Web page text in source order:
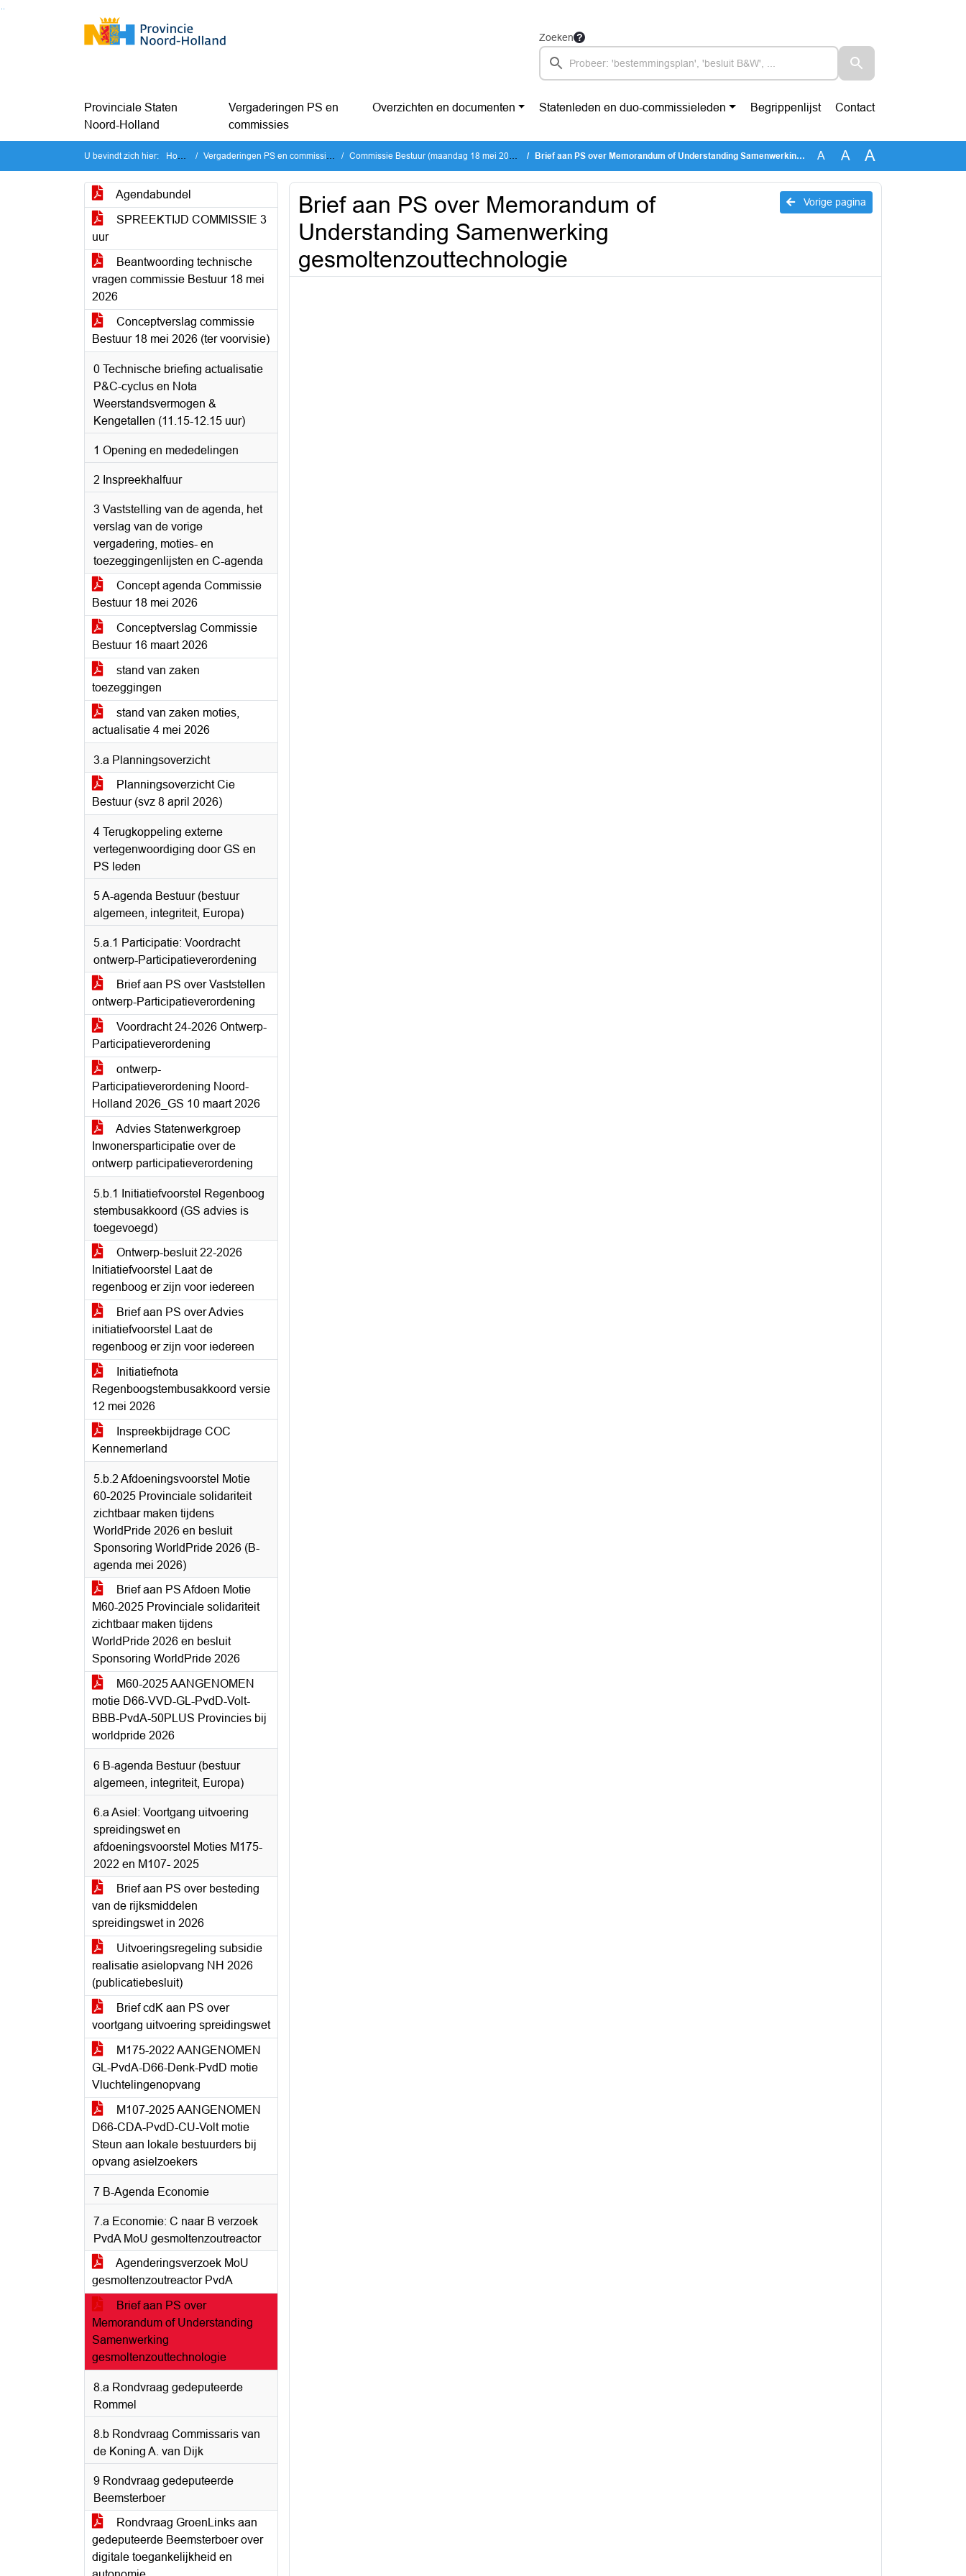
Ga naar de inhoud van deze pagina
Ga naar het zoeken
Zoeken
Provinciale Staten
Noord-Holland
Vergaderingen PS en
commissies
Overzichten en documenten Statenleden en duo-commissieleden Begrippenlijst Contact
U bevindt zich hier: Home Vergaderingen PS en commissies Commissie Bestuur (maandag 18 mei 2026) Brief aan PS over Memorandum of Understanding Samenwerking gesmoltenzouttechnologie A A A
Agendabundel
SPREEKTIJD COMMISSIE 3
uur
Beantwoording technische
vragen commissie Bestuur 18 mei
2026
Conceptverslag commissie
Bestuur 18 mei 2026 (ter voorvisie)
0 Technische briefing actualisatie
P&C-cyclus en Nota
Weerstandsvermogen &
Kengetallen (11.15-12.15 uur)
1 Opening en mededelingen
2 Inspreekhalfuur
3 Vaststelling van de agenda, het
verslag van de vorige
vergadering, moties- en
toezeggingenlijsten en C-agenda
Concept agenda Commissie
Bestuur 18 mei 2026
Conceptverslag Commissie
Bestuur 16 maart 2026
stand van zaken
toezeggingen
stand van zaken moties,
actualisatie 4 mei 2026
3.a Planningsoverzicht
Planningsoverzicht Cie
Bestuur (svz 8 april 2026)
4 Terugkoppeling externe
vertegenwoordiging door GS en
PS leden
5 A-agenda Bestuur (bestuur
algemeen, integriteit, Europa)
5.a.1 Participatie: Voordracht
ontwerp-Participatieverordening
Brief aan PS over Vaststellen
ontwerp-Participatieverordening
Voordracht 24-2026 Ontwerp-
Participatieverordening
ontwerp-
Participatieverordening Noord-
Holland 2026_GS 10 maart 2026
Advies Statenwerkgroep
Inwonersparticipatie over de
ontwerp participatieverordening
5.b.1 Initiatiefvoorstel Regenboog
stembusakkoord (GS advies is
toegevoegd)
Ontwerp-besluit 22-2026
Initiatiefvoorstel Laat de
regenboog er zijn voor iedereen
Brief aan PS over Advies
initiatiefvoorstel Laat de
regenboog er zijn voor iedereen
Initiatiefnota
Regenboogstembusakkoord versie
12 mei 2026
Inspreekbijdrage COC
Kennemerland
5.b.2 Afdoeningsvoorstel Motie
60-2025 Provinciale solidariteit
zichtbaar maken tijdens
WorldPride 2026 en besluit
Sponsoring WorldPride 2026 (B-
agenda mei 2026)
Brief aan PS Afdoen Motie
M60-2025 Provinciale solidariteit
zichtbaar maken tijdens
WorldPride 2026 en besluit
Sponsoring WorldPride 2026
M60-2025 AANGENOMEN
motie D66-VVD-GL-PvdD-Volt-
BBB-PvdA-50PLUS Provincies bij
worldpride 2026
6 B-agenda Bestuur (bestuur
algemeen, integriteit, Europa)
6.a Asiel: Voortgang uitvoering
spreidingswet en
afdoeningsvoorstel Moties M175-
2022 en M107- 2025
Brief aan PS over besteding
van de rijksmiddelen
spreidingswet in 2026
Uitvoeringsregeling subsidie
realisatie asielopvang NH 2026
(publicatiebesluit)
Brief cdK aan PS over
voortgang uitvoering spreidingswet
M175-2022 AANGENOMEN
GL-PvdA-D66-Denk-PvdD motie
Vluchtelingenopvang
M107-2025 AANGENOMEN
D66-CDA-PvdD-CU-Volt motie
Steun aan lokale bestuurders bij
opvang asielzoekers
7 B-Agenda Economie
7.a Economie: C naar B verzoek
PvdA MoU gesmoltenzoutreactor
Agenderingsverzoek MoU
gesmoltenzoutreactor PvdA
Brief aan PS over
Memorandum of Understanding
Samenwerking
gesmoltenzouttechnologie
8.a Rondvraag gedeputeerde
Rommel
8.b Rondvraag Commissaris van
de Koning A. van Dijk
9 Rondvraag gedeputeerde
Beemsterboer
Rondvraag GroenLinks aan
gedeputeerde Beemsterboer over
digitale toegankelijkheid en
Vorige pagina
Brief aan PS over Memorandum of
Understanding Samenwerking
gesmoltenzouttechnologie